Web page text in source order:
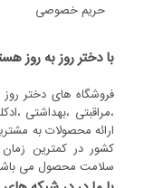
حریم خصوصی
با دختر روز به روز
فروشگاه های دختر
،مراقبتی ،بهداشتی
ارائه محصولات به
کشور در کمترین
سلامت محصول می